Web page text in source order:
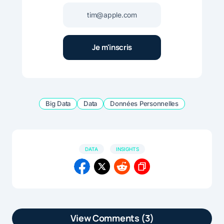
Big Data Data Données Personnelles
DATA INSIGHTS
View Comments (3)